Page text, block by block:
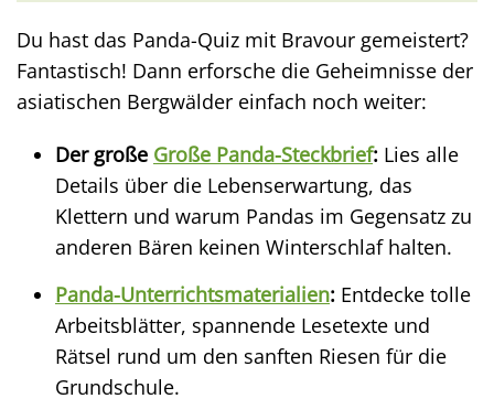
Du hast das Panda-Quiz mit Bravour gemeistert?
Fantastisch! Dann erforsche die Geheimnisse der
asiatischen Bergwälder einfach noch weiter:
Der große Große Panda-Steckbrief: Lies alle
Details über die Lebenserwartung, das
Klettern und warum Pandas im Gegensatz zu
anderen Bären keinen Winterschlaf halten.
Panda-Unterrichtsmaterialien: Entdecke tolle
Arbeitsblätter, spannende Lesetexte und
Rätsel rund um den sanften Riesen für die
Grundschule.